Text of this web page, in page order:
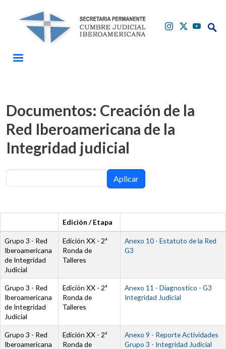
Buscar
Documentos: Creación de la
Red Iberoamericana de la
Integridad judicial
Aplicar
Edición / Etapa
Grupo 3 - Red
Iberoamericana
de Integridad
Judicial
Edición XX - 2ª
Ronda de
Talleres
Documento
Anexo 10 - Estatuto de la Red
G3
Grupo 3 - Red
Iberoamericana
de Integridad
Judicial
Edición XX - 2ª
Ronda de
Talleres
Documento
Anexo 11 - Diagnostico - G3
Integridad Judicial
Grupo 3 - Red
Iberoamericana
Edición XX - 2ª
Ronda de
Documento
Anexo 9 - Reporte Actividades
Grupo 3 - Integridad Judicial